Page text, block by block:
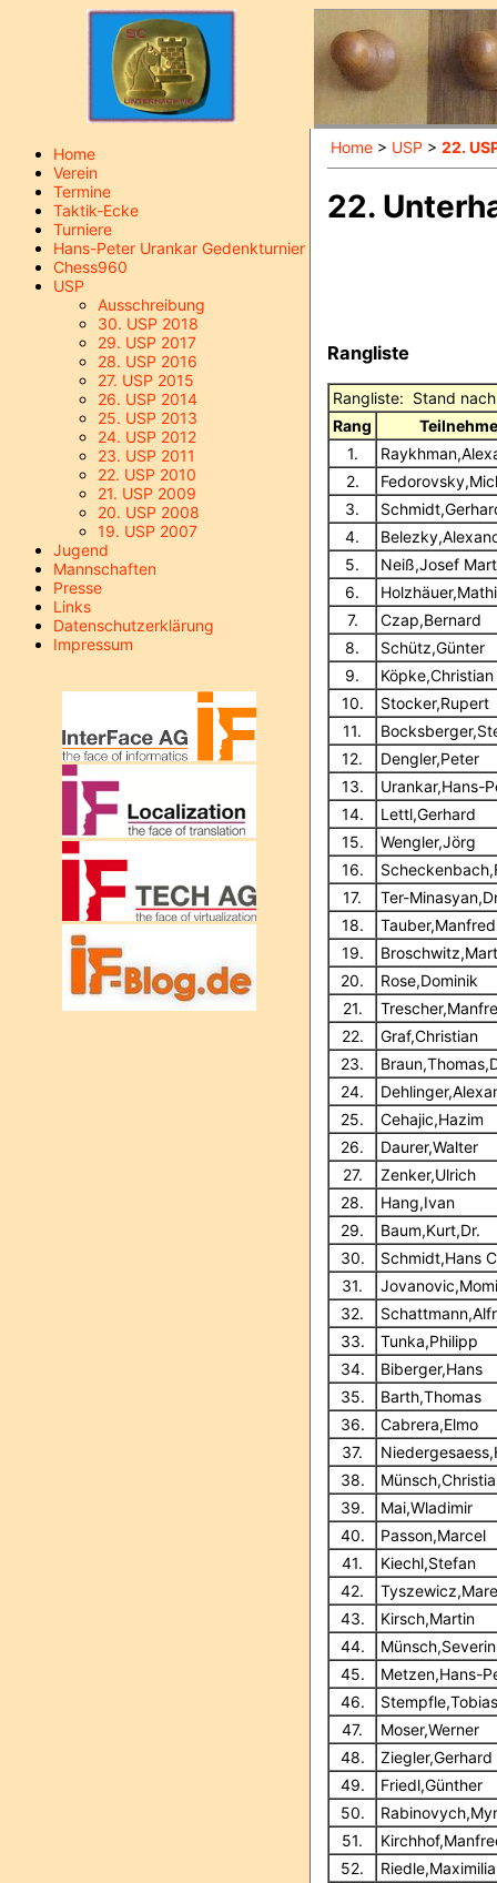
Home
Verein
Termine
Taktik-Ecke
Turniere
Hans-Peter Urankar Gedenkturnier
Chess960
USP
Ausschreibung
30. USP 2018
29. USP 2017
28. USP 2016
27. USP 2015
26. USP 2014
25. USP 2013
24. USP 2012
23. USP 2011
22. USP 2010
21. USP 2009
20. USP 2008
19. USP 2007
Jugend
Mannschaften
Presse
Links
Datenschutzerklärung
Impressum
Home > USP > 22.
22.
Rangliste
Rangliste: Stand
Rang
1.
2.
3.
4.
5.
Neiß,Josef
6.
7.
Czap,Bernard
8.
Schütz,Günter
9.
Köpke,Christian
10.
Stocker,Rupert
11.
12.
Dengler,Peter
13.
Urankar,Hans-
14.
Lettl,Gerhard
15.
Wengler,Jörg
16.
17.
Ter-
18.
Tauber,Manfred
19.
20.
Rose,Dominik
21.
22.
Graf,Christian
23.
24.
25.
Cehajic,Hazim
26.
Daurer,Walter
27.
Zenker,Ulrich
28.
Hang,Ivan
29.
Baum,Kurt,Dr.
30.
Schmidt,Hans
31.
32.
33.
Tunka,Philipp
34.
Biberger,Hans
35.
Barth,Thomas
36.
Cabrera,Elmo
37.
38.
39.
Mai,Wladimir
40.
Passon,Marcel
41.
Kiechl,Stefan
42.
43.
Kirsch,Martin
44.
Münsch,Severin
45.
Metzen,Hans-
46.
Stempfle,Tobias
47.
Moser,Werner
48.
Ziegler,Gerhard
49.
Friedl,Günther
50.
51.
52.